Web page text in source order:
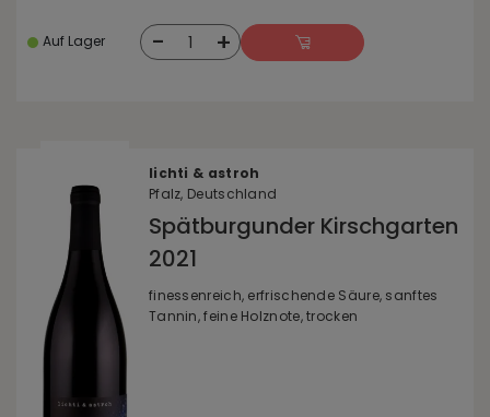
Auf Lager - 1 +
lichti & astroh
Pfalz, Deutschland
Spätburgunder Kirschgarten
2021
finessenreich, erfrischende Säure, sanftes
Tannin, feine Holznote, trocken